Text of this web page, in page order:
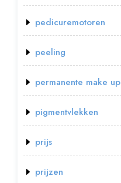
pedicuremotoren
peeling
permanente make up
pigmentvlekken
prijs
prijzen